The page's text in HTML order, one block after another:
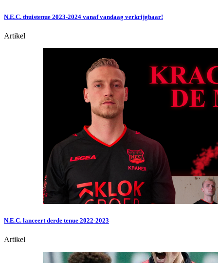
N.E.C. thuistenue 2023-2024 vanaf vandaag verkrijgbaar!
Artikel
N.E.C. lanceert derde tenue 2022-2023
Artikel